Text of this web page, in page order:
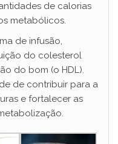
de calorias
metabólicos.
de infusão,
do colesterol
do bom (o HDL).
de contribuir para a
e fortalecer as